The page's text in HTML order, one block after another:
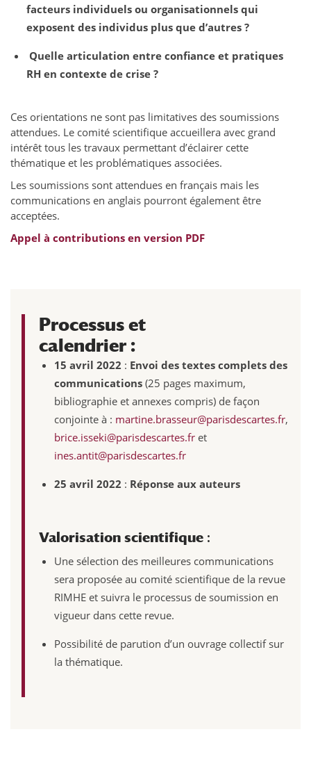
facteurs individuels ou organisationnels qui
exposent des individus plus que d’autres ?
Quelle articulation entre confiance et pratiques
RH en contexte de crise ?
Ces orientations ne sont pas limitatives des soumissions
attendues. Le comité scientifique accueillera avec grand
intérêt tous les travaux permettant d’éclairer cette
thématique et les problématiques associées.
Les soumissions sont attendues en français mais les
communications en anglais pourront également être
acceptées.
Appel à contributions en version PDF
Processus et
calendrier :
15 avril 2022 : Envoi des textes complets des
communications (25 pages maximum,
bibliographie et annexes compris) de façon
conjointe à : martine.brasseur@parisdescartes.fr,
brice.isseki@parisdescartes.fr et
ines.antit@parisdescartes.fr
25 avril 2022 : Réponse aux auteurs
Valorisation scientifique :
Une sélection des meilleures communications
sera proposée au comité scientifique de la revue
RIMHE et suivra le processus de soumission en
vigueur dans cette revue.
Possibilité de parution d’un ouvrage collectif sur
la thématique.